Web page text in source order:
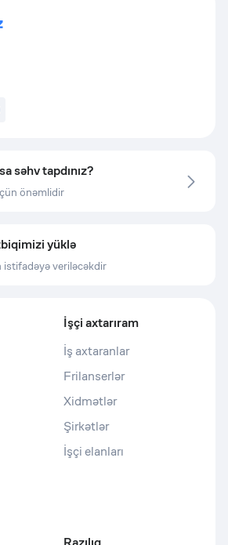
səhv tapdınız?
önəmlidir
yüklə
veriləcəkdir
İşçi axtarıram
İş axtaranlar
Frilanserlər
Xidmətlər
Şirkətlər
İşçi elanları